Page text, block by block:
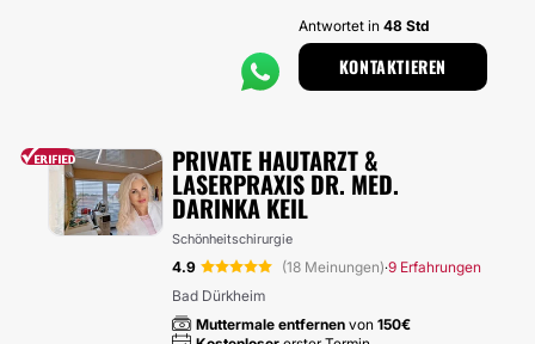
Antwortet in 48 Std
KONTAKTIEREN
PRIVATE HAUTARZT &
LASERPRAXIS DR. MED.
DARINKA KEIL
Schönheitschirurgie
4.9 (18 Meinungen)·9 Erfahrungen
Bad Dürkheim
Muttermale entfernen von 150€